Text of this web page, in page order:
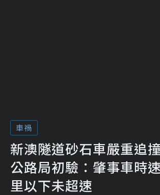
車禍
新澳隧道砂石車嚴重追
公路局初驗：肇事車時
里以下未超速